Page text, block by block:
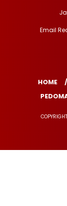
Email
HOME